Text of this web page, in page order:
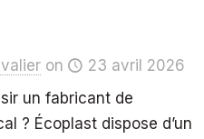
on
23 avril 2026
un fabricant de
? Écoplast dispose d’un